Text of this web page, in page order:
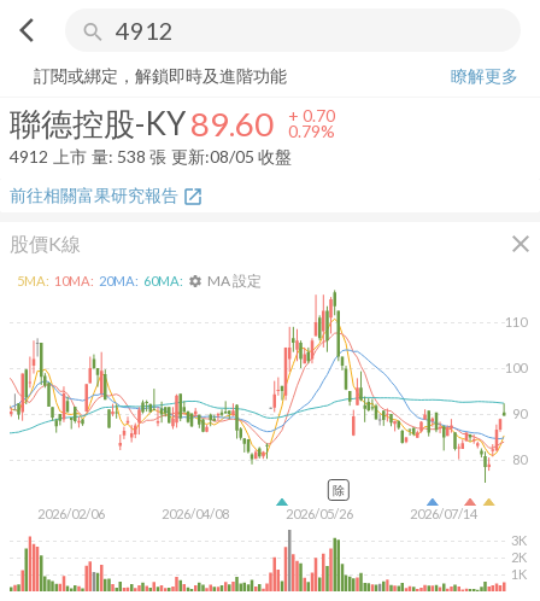
arrow_back_ios search
聯德控股-KY 89.60+
訂閱或綁定，解鎖即時及進階功能
瞭解更多
聯德控股-KY89.60 + 0.70
0.79%
4912
上市 量: 538 張 更新:08/05 收盤
前往相關富果研究報告 open_in_new
股價K線 close
2026/02/06 2026/04/08 2026/05/26 2026/07/14
80
90
100
110
1K
2K
3K
5MA: 10MA: 20MA: 60MA: settings MA 設定
除